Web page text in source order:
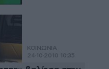
ΚΟΙΝΩΝΙΑ
24·10·2010 10:35